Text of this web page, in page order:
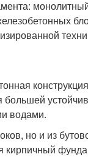
большей
водами.
но и из
кирпичный